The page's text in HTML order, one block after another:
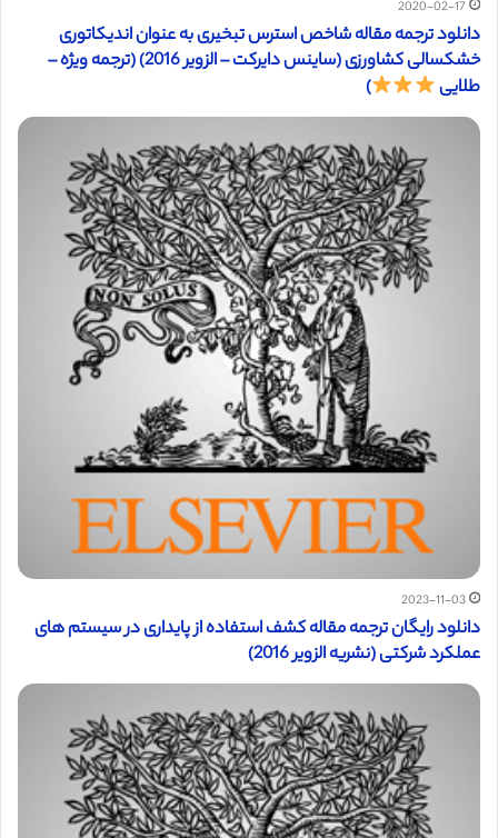
2020-02-17
دانلود ترجمه مقاله شاخص استرس تبخیری به عنوان اندیکاتوری
خشکسالی کشاورزی (ساینس دایرکت – الزویر 2016) (ترجمه ویژه –
طلایی
)
2023-11-03
دانلود رایگان ترجمه مقاله کشف استفاده از پایداری در سیستم های
عملکرد شرکتی (نشریه الزویر 2016)